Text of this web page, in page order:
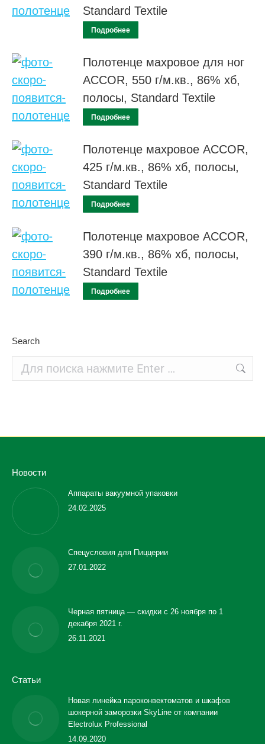
Standard Textile
Подробнее
Полотенце махровое для ног
ACCOR, 550 г/м.кв., 86% хб,
полосы, Standard Textile
Подробнее
Полотенце махровое ACCOR,
425 г/м.кв., 86% хб, полосы,
Standard Textile
Подробнее
Полотенце махровое ACCOR,
390 г/м.кв., 86% хб, полосы,
Standard Textile
Подробнее
Search
Новости
Аппараты вакуумной упаковки
24.02.2025
Спецусловия для Пиццерии
27.01.2022
Черная пятница — скидки с 26 ноября по 1
декабря 2021 г.
26.11.2021
Статьи
Новая линейка пароконвектоматов и шкафов
шокерной заморозки SkyLine от компании
Electrolux Professional
14.09.2020